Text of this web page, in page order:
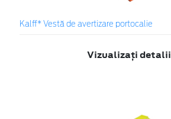
Kalff* Vestă de avertizare portocalie
Vizualizați detalii